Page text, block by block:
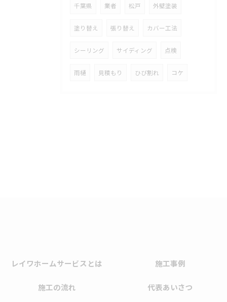
千葉県 業者 松戸 外壁塗装
塗り替え 張り替え カバー工法
シーリング サイディング 点検
雨樋 見積もり ひび割れ コケ
レイワホームサービスとは 施工事例
施工の流れ 代表あいさつ